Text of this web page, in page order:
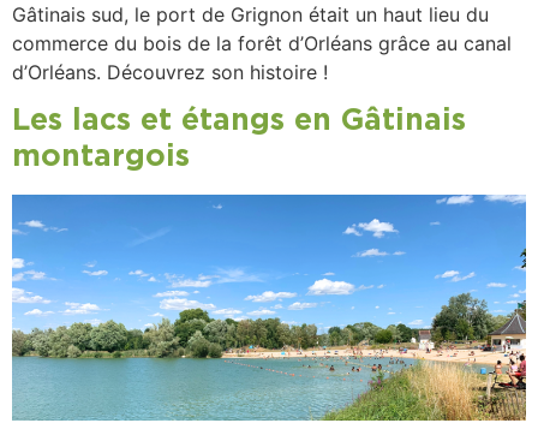
Gâtinais sud, le port de Grignon était un haut lieu du
commerce du bois de la forêt d’Orléans grâce au canal
d’Orléans. Découvrez son histoire !
Les lacs et étangs en Gâtinais
montargois